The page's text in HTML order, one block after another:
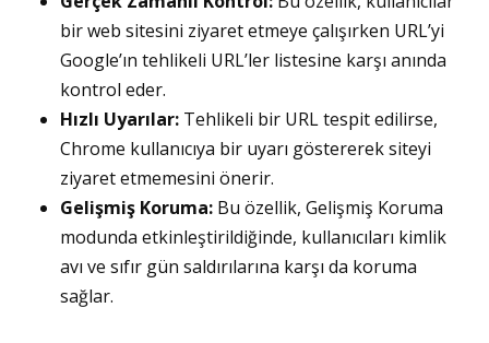
bir web sitesini ziyaret etmeye çalışırken URL’yi
Google’ın tehlikeli URL’ler listesine karşı anında
kontrol eder.
Hızlı Uyarılar: Tehlikeli bir URL tespit edilirse,
Chrome kullanıcıya bir uyarı göstererek siteyi
ziyaret etmemesini önerir.
Gelişmiş Koruma: Bu özellik, Gelişmiş Koruma
modunda etkinleştirildiğinde, kullanıcıları kimlik
avı ve sıfır gün saldırılarına karşı da koruma
sağlar.